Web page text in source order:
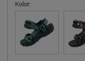
Kolor